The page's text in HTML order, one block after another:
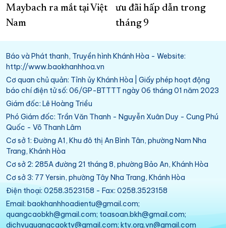
Maybach ra mắt tại Việt
Nam
ưu đãi hấp dẫn trong
tháng 9
Báo và Phát thanh, Truyền hình Khánh Hòa - Website:
http://www.baokhanhhoa.vn
Cơ quan chủ quản: Tỉnh ủy Khánh Hòa | Giấy phép hoạt động
báo chí điện tử số: 06/GP-BTTTT ngày 06 tháng 01 năm 2023
Giám đốc: Lê Hoàng Triều
Phó Giám đốc: Trần Văn Thanh - Nguyễn Xuân Duy - Cung Phú
Quốc - Võ Thanh Lâm
Cơ sở 1: Đường A1, Khu đô thị An Bình Tân, phường Nam Nha
Trang, Khánh Hòa
Cơ sở 2: 285A đường 21 tháng 8, phường Bảo An, Khánh Hòa
Cơ sở 3: 77 Yersin, phường Tây Nha Trang, Khánh Hòa
Điện thoại: 0258.3523158 - Fax: 0258.3523158
Email: baokhanhhoadientu@gmail.com;
quangcaobkh@gmail.com; toasoan.bkh@gmail.com;
dichvuquangcaoktv@gmail.com; ktv.org.vn@gmail.com